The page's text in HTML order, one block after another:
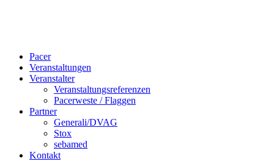
contentPacer
Veranstaltungen
Veranstalter
Veranstaltungsreferenzen
Pacerweste / Flaggen
Partner
Generali/DVAG
Stox
sebamed
Kontakt